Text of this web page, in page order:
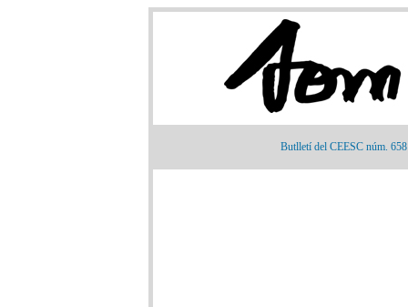
Butlletí del CEESC núm.